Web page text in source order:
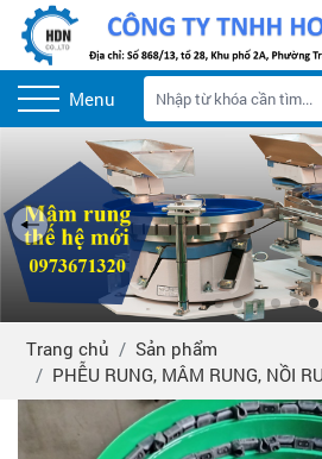
Menu
Trang chủ
Sản phẩm
PHỄU RUNG, MÂM RUNG, NỒI